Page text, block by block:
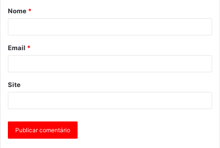
Nome *
Email *
Site